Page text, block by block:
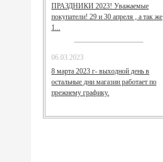
ПРАЗДНИКИ 2023! Уважаемые
покупатели! 29 и 30 апреля , а так же
1...
06.03.2023
8 марта 2023 г- выходной день в
остальные дни магазин работает по
прежнему графику.